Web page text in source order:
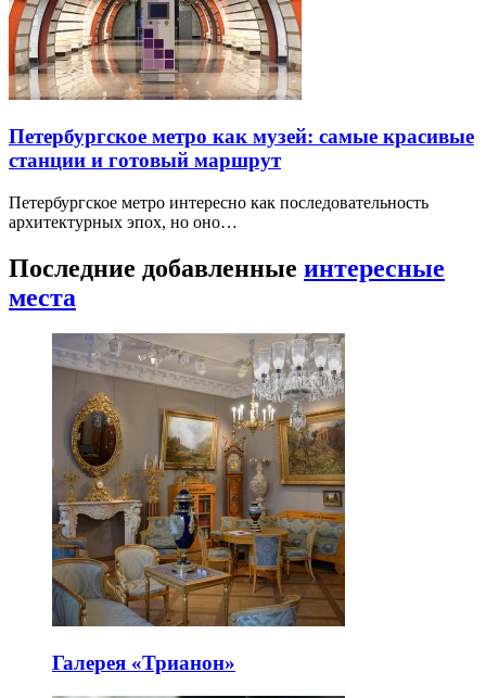
Петербургское метро как музей: самые красивые
станции и готовый маршрут
Петербургское метро интересно как последовательность
архитектурных эпох, но оно…
Последние добавленные интересные
места
Галерея «Трианон»